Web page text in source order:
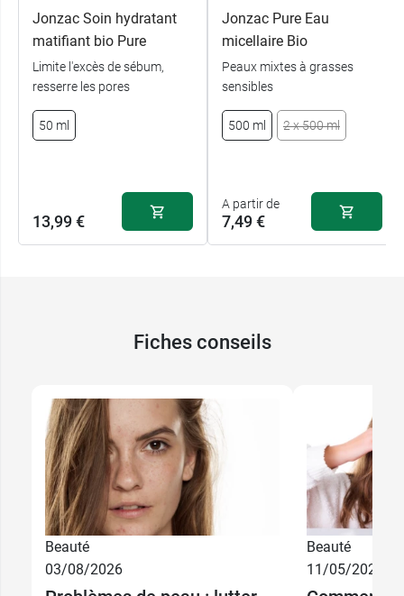
Jonzac Soin hydratant
matifiant bio Pure
Limite l'excès de sébum,
resserre les pores
50 ml
13,99 €
Jonzac Pure Eau
micellaire Bio
Peaux mixtes à grasses
sensibles
500 ml 2 x 500 ml
A partir de
7,49 €
7,49 €
Fiches conseils
Beauté
03/08/2026
Beauté
11/05/2026